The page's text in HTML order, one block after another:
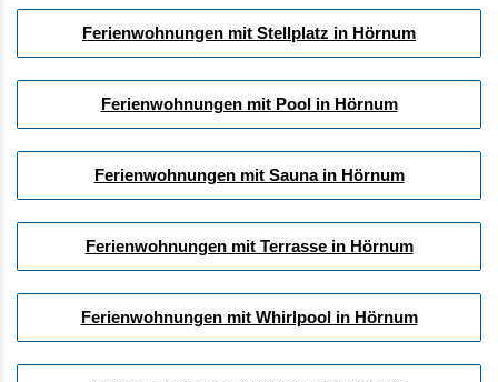
Ferienwohnungen mit Stellplatz in Hörnum
Ferienwohnungen mit Pool in Hörnum
Ferienwohnungen mit Sauna in Hörnum
Ferienwohnungen mit Terrasse in Hörnum
Ferienwohnungen mit Whirlpool in Hörnum